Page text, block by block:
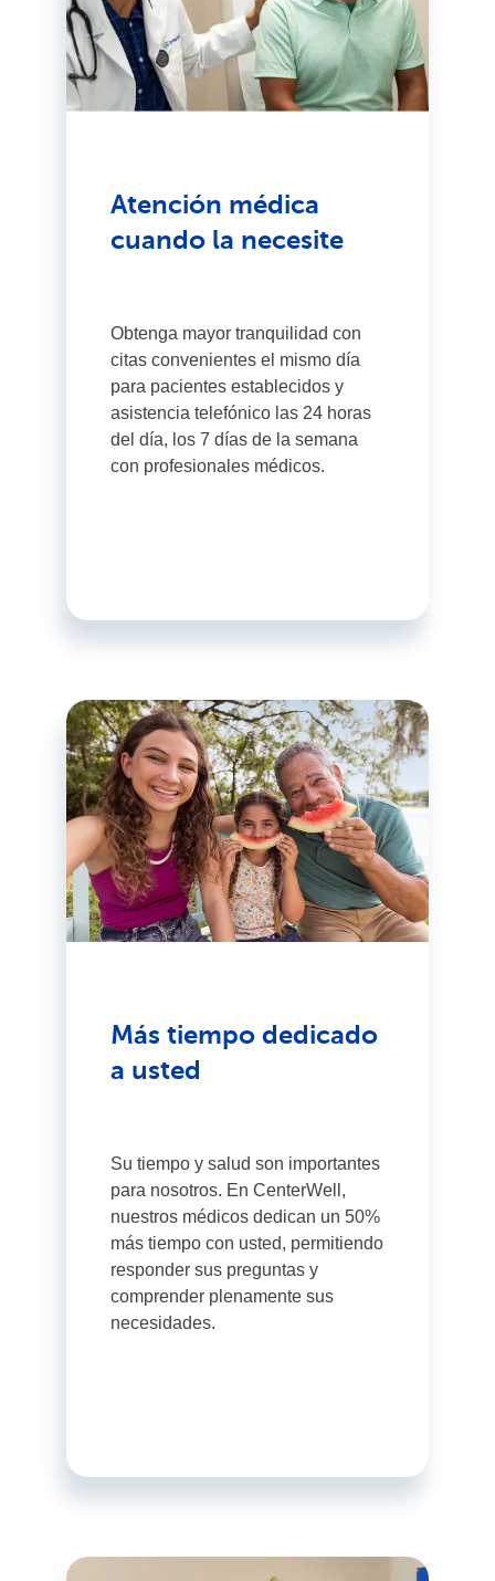
Atención médica
cuando la necesite
Obtenga mayor tranquilidad con
citas convenientes el mismo día
para pacientes establecidos y
asistencia telefónico las 24 horas
del día, los 7 días de la semana
con profesionales médicos.
Más tiempo dedicado
a usted
Su tiempo y salud son importantes
para nosotros. En CenterWell,
nuestros médicos dedican un 50%
más tiempo con usted, permitiendo
responder sus preguntas y
comprender plenamente sus
necesidades.